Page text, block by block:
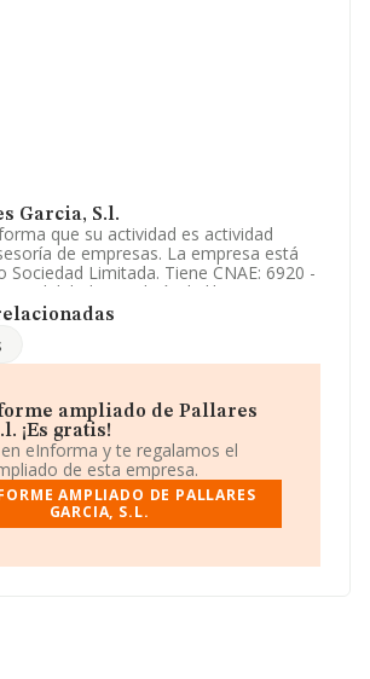
Garcia, S.l.
que su actividad es actividad
de empresas. La empresa está
Sociedad Limitada. Tiene CNAE: 6920 -
teneduría de libros,
fiscal'. La compañía no tiene
Recomendación 2003/361/CE de la
pequeñas y medianas empresas, la
los requisitos de una microempresa.
de Pallares Garcia, S.L
con el año anterior, las ventas han
En el último año el número de
igual y teniendo en cuenta
disposición de INFORMA, ha contado
ampliado de Pallares
¡Es gratis!
eInforma y te regalamos el
de esta empresa.
AMPLIADO DE PALLARES
GARCIA, S.L.